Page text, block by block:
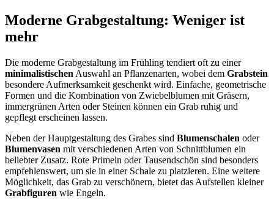
Moderne Grabgestaltung: Weniger ist
mehr
Die moderne Grabgestaltung im Frühling tendiert oft zu einer
minimalistischen Auswahl an Pflanzenarten, wobei dem Grabstein
besondere Aufmerksamkeit geschenkt wird. Einfache, geometrische
Formen und die Kombination von Zwiebelblumen mit Gräsern,
immergrünen Arten oder Steinen können ein Grab ruhig und
gepflegt erscheinen lassen.
Neben der Hauptgestaltung des Grabes sind Blumenschalen oder
Blumenvasen mit verschiedenen Arten von Schnittblumen ein
beliebter Zusatz. Rote Primeln oder Tausendschön sind besonders
empfehlenswert, um sie in einer Schale zu platzieren. Eine weitere
Möglichkeit, das Grab zu verschönern, bietet das Aufstellen kleiner
Grabfiguren wie Engeln.